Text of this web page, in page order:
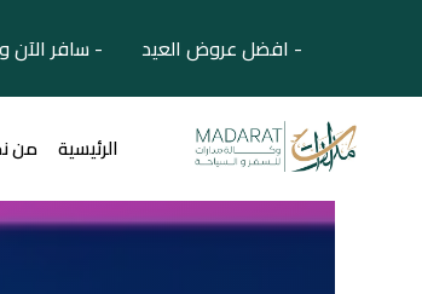
- افضل عروض العيد - سافر الآن
الرئيسية من